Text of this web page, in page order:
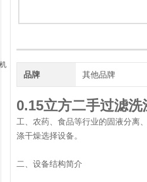
品牌 其他品牌
0.15立方二手过滤洗
工、农药、食品等行业的固液分离
涤干燥选择设备。
二、设备结构简介